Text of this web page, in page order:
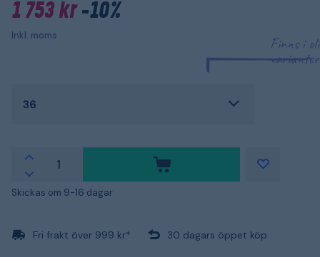
1 753 kr-10%
Inkl. moms
Finns i
varianter
36
Skickas om 9-16 dagar
Fri frakt över 999 kr* 30 dagars öppet köp